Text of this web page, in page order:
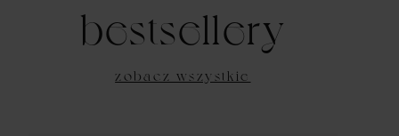
bestsellery
zobacz wszystkie